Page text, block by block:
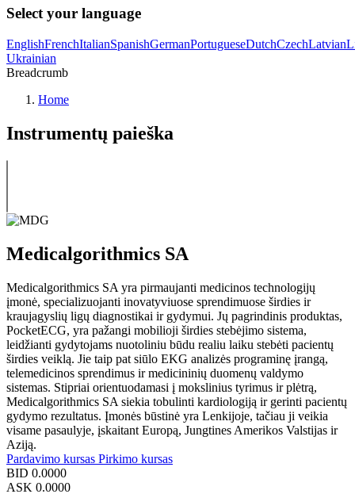
Select your language
EnglishFrenchItalianSpanishGermanPortugueseDutchCzechLatvian
Ukrainian
Breadcrumb
Home
Instrumentų paieška
Medicalgorithmics SA
Medicalgorithmics SA yra pirmaujanti medicinos technologijų
įmonė, specializuojanti inovatyviuose sprendimuose širdies ir
kraujagyslių ligų diagnostikai ir gydymui. Jų pagrindinis produktas,
PocketECG, yra pažangi mobilioji širdies stebėjimo sistema,
leidžianti gydytojams nuotoliniu būdu realiu laiku stebėti pacientų
širdies veiklą. Jie taip pat siūlo EKG analizės programinę įrangą,
telemedicinos sprendimus ir medicininių duomenų valdymo
sistemas. Stipriai orientuodamasi į mokslinius tyrimus ir plėtrą,
Medicalgorithmics SA siekia tobulinti kardiologiją ir gerinti pacientų
gydymo rezultatus. Įmonės būstinė yra Lenkijoje, tačiau ji veikia
visame pasaulyje, įskaitant Europą, Jungtines Amerikos Valstijas ir
Aziją.
Pardavimo kursas Pirkimo kursas
BID 0.0000
ASK 0.0000